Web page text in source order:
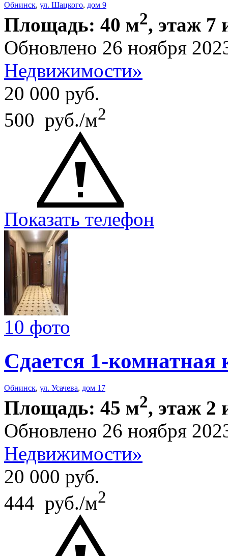
Обнинск, ул. Шацкого, дом 9
Площадь: 40 м2, этаж 7
Обновлено 26 ноября
Недвижимости»
20 000 руб.
500 руб./м2
Показать телефон
10 фото
Сдается 1-комнатная
Обнинск, ул. Усачева, дом 17
Площадь: 45 м2, этаж 2
Обновлено 26 ноября
Недвижимости»
20 000 руб.
444 руб./м2